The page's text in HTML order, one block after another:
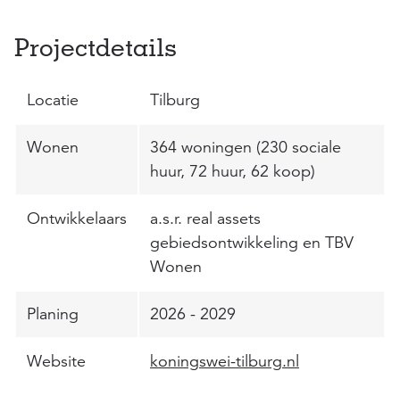
Projectdetails
Locatie Tilburg
Wonen
364 woningen (230 sociale
huur, 72 huur, 62 koop)
Ontwikkelaars
a.s.r. real assets
gebiedsontwikkeling en TBV
Wonen
Planing 2026 - 2029
Website koningswei-tilburg.nl